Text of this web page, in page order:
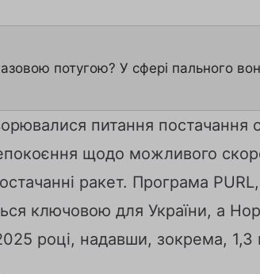
потугою? У сфері пального
питання постачання
щодо можливого
ракет. Програма PURL,
ключовою для України, а
році, надавши, зокрема, 1,3